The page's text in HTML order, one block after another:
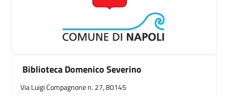
Biblioteca Domenico Severino
Via Luigi Compagnone n. 27, 80145